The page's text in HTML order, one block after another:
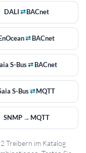
DALI ⇄BACnet
⇄ BACnet
S-Bus⇄ BACnet
S-Bus⇄MQTT
SNMP → MQTT
Treibern im Katalog